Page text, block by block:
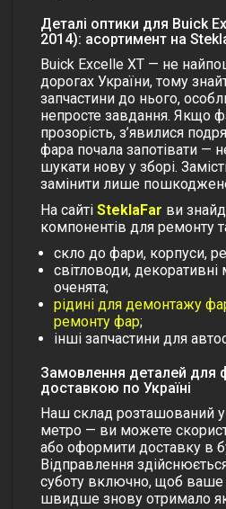
Деталі оптики для Buick
2014): асортимент на
Buick Excelle XT — не
дорогах України, тому
запчастини до нього,
непросте завдання. Якщо
прозорість, з’явилися
фара почала запотівати —
шукати нову у зборі.
замінити лише
На сайті SteklaFar ви
компонентів для ремонту
скло до фари, корпуси,
світловоди, декоративні
оченята;
рідині для демонтажу
ремонту фар;
інші запчастини для
Замовлення деталей для
доставкою по Україні
Наш склад розташований
метро — ви можете
або оформити доставку в
Відправлення
суботу включно, щоб ваше
швидше знову отримало